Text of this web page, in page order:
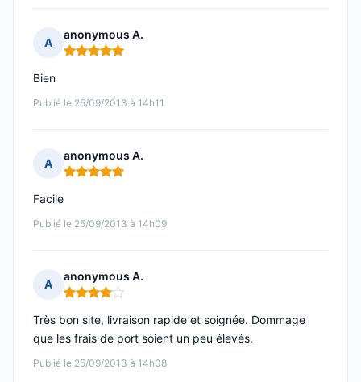
A
anonymous A.
Note : 5 sur 5
Publié le 25/09/2013 à 14h11
Bien
A
anonymous A.
Note : 5 sur 5
Publié le 25/09/2013 à 14h09
Facile
A
anonymous A.
Note : 4 sur 5
Publié le 25/09/2013 à 14h08
Très bon site, livraison rapide et soignée. Dommage
que les frais de port soient un peu élevés.